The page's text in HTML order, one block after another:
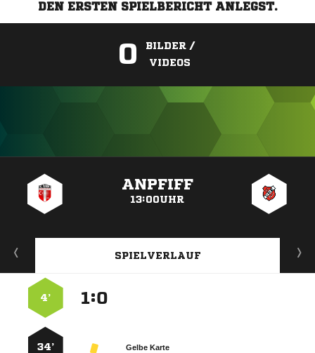
DEN ERSTEN SPIELBERICHT ANLEGST.
0
BILDER /
VIDEOS
ANPFIFF
13:00UHR
SPIELVERLAUF
:
4’
Gelbe Karte
34’